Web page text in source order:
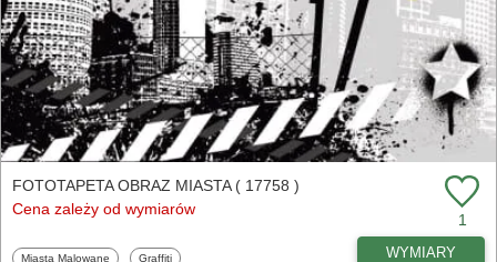
FOTOTAPETA OBRAZ MIASTA ( 17758 )
Cena zależy od wymiarów
1
Fototapety
Miasta Malowane Fototapety
Graffiti WYMIARY